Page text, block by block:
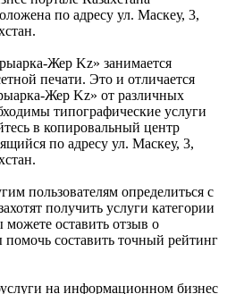
по адресу ул. Маскеу, 3,
Жер Kz» занимается
печати. Это и отличается
Жер Kz» от различных
типографические услуги
в копировальный центр
по адресу ул. Маскеу, 3,
пользователям определиться с
получить услуги категории
оставить отзыв о
составить точный рейтинг
на информационном бизнес